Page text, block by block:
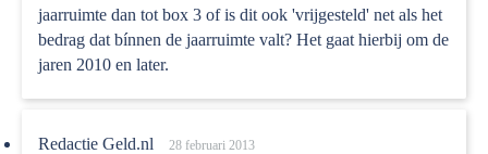
jaarruimte dan tot box 3 of is dit ook 'vrijgesteld' net als het
bedrag dat bínnen de jaarruimte valt? Het gaat hierbij om de
jaren 2010 en later.
Redactie Geld.nl 28 februari 2013